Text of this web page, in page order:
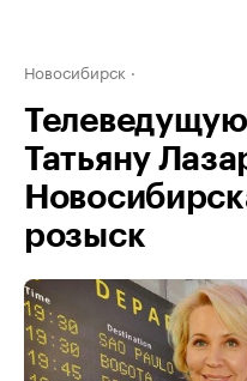
Новосибирск
Татьяну
розыск